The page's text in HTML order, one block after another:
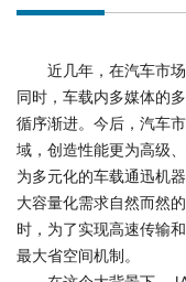
近几年，在汽车市场
同时，车载内多媒体的
循序渐进。今后，汽车
域，创造性能更为高级
为多元化的车载通迅机
大容量化需求自然而然
时，为了实现高速传输
最大省空间机制。